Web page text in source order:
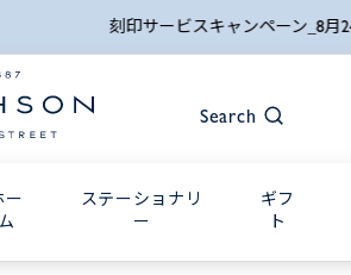
24日(月) 10:00AMまで
Search
ー
ム
ステーショナリ
ー
ギフ
ト